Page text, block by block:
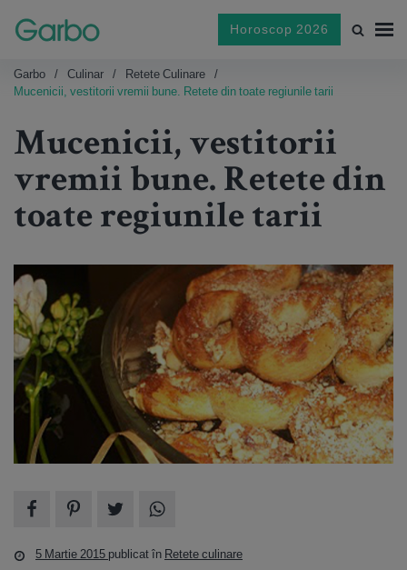
Horoscop 2026
Garbo Culinar
Retete Culinare
Mucenicii, vestitorii vremii bune. Retete din toate regiunile tarii
Mucenicii, vestitorii
vremii bune. Retete din
toate regiunile tarii
5 Martie 2015 publicat în Retete culinare